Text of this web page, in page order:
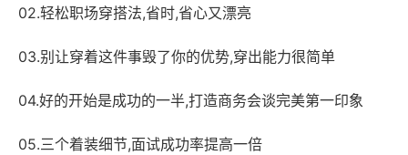
02.轻松职场穿搭法,省时,省心又漂亮
03.别让穿着这件事毁了你的优势,穿出能力很简单
04.好的开始是成功的一半,打造商务会谈完美第一印象
05.三个着装细节,面试成功率提高一倍